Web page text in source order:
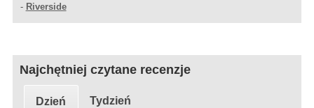
- Riverside
Najchętniej czytane recenzje
Dzień Tydzień